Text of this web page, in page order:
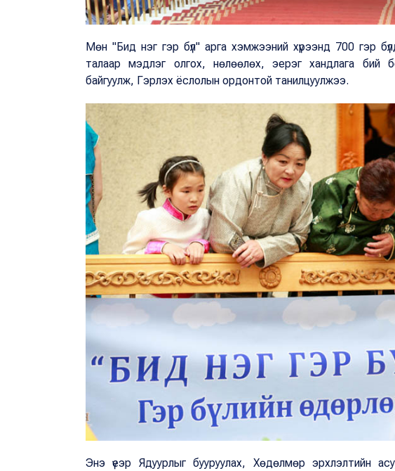
Мөн "Бид нэг гэр бүл" арга хэмжээний хүрээнд 700 гэр бүлд
талаар мэдлэг олгох, нөлөөлөх, эерэг хандлага бий
байгуулж, Гэрлэх ёслолын ордонтой танилцуулжээ.
Энэ үеэр Ядуурлыг бууруулах, Хөдөлмөр эрхлэлтийн